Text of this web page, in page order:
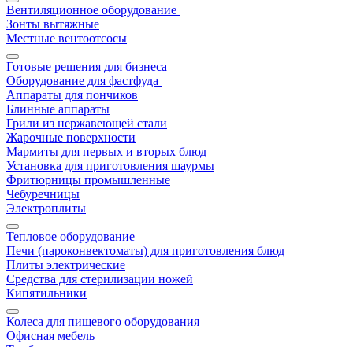
Вентиляционное оборудование
Зонты вытяжные
Местные вентоотсосы
Готовые решения для бизнеса
Оборудование для фастфуда
Аппараты для пончиков
Блинные аппараты
Грили из нержавеющей стали
Жарочные поверхности
Мармиты для первых и вторых блюд
Установка для приготовления шаурмы
Фритюрницы промышленные
Чебуречницы
Электроплиты
Тепловое оборудование
Печи (пароконвектоматы) для приготовления блюд
Плиты электрические
Средства для стерилизации ножей
Кипятильники
Колеса для пищевого оборудования
Офисная мебель